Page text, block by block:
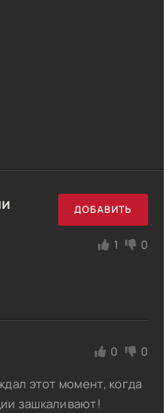
ДОБАВИТЬ
1 0
0 0
этот момент, когда
зашкаливают!